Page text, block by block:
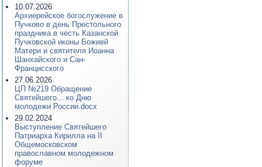
10.07.2026
Архиерейское богослужение в
Пучково в день Престольного
праздника в честь Казанской
Пучковской иконы Божией
Матери и святителя Иоанна
Шанхайского и Сан-
Францисского
27.06.2026
ЦП №219 Обращение
Святейшего... ко Дню
молодежи России.docx
29.02.2024
Выступление Святейшего
Патриарха Кирилла на II
Общемосковском
православном молодежном
форуме